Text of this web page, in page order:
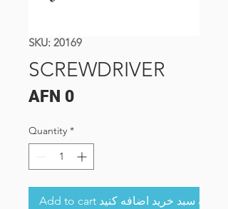
SKU: 20169
SCREWDRIVER
AFN 0Price
Quantity *
Add to cart به سبد خرید اضافه کنید